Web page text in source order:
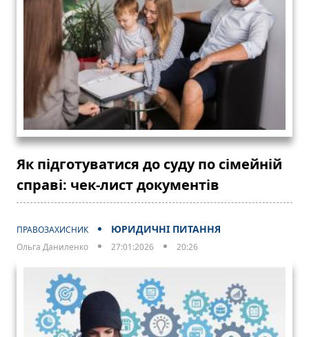
Як підготуватися до суду по сімейній
справі: чек-лист документів
ПРАВОЗАХИСНИК ЮРИДИЧНІ ПИТАННЯ
Ольга Даниленко 27:01:2026 20:26